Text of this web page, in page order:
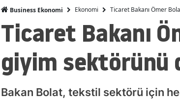
Business Ekonomi Ekonomi Ticaret Bakanı Ömer
Ticaret Bakanı
giyim sektörünü
Bakan Bolat, tekstil sektörü için